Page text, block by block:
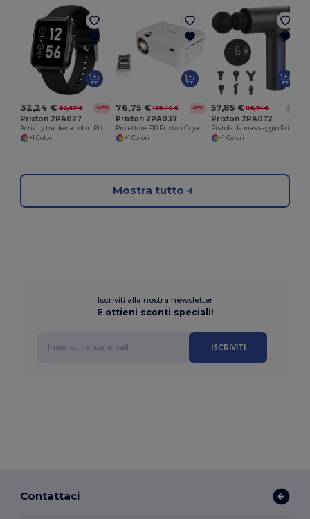
32,24 € 60,67 € -47%
Prixton 2PA027
+1 Colori
76,75 € 138,40 € -45%
Prixton 2PA037
Proiettore P10 Prixton Goya
+1 Colori
57,85 € 118,74 € -51%
Prixton 2PA072
+1 Colori
Mostra tutto
Iscriviti alla nostra newsletter
E ottieni sconti speciali!
ISCRIVITI
Contattaci